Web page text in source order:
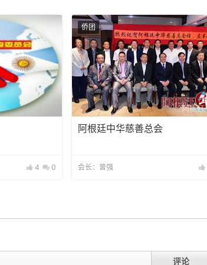
4 0
侨团
阿根廷中华慈善总会
会长：曾强
评论